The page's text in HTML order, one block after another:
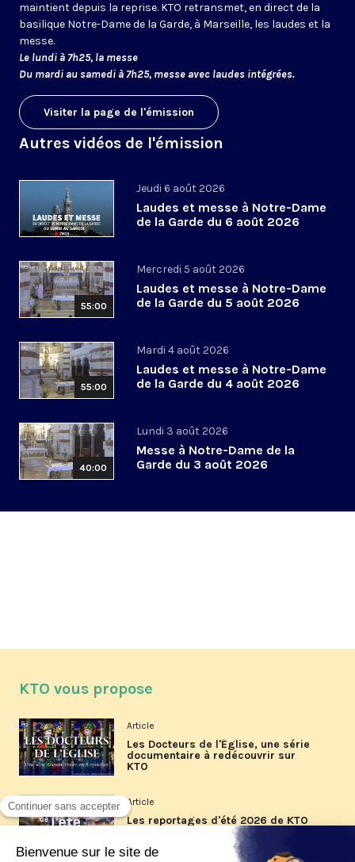
maintient depuis la reprise. KTO retransmet, en direct de la
basilique Notre-Dame de la Garde, à Marseille, les laudes et la
messe.
Le lundi à 7h25, la messe
Du mardi au samedi à 7h25, messe avec laudes intégrées.
Visiter la page de l'émission
Autres vidéos de l'émission
Jeudi 6 août 2026
Laudes et messe à Notre-Dame
de la Garde du 6 août 2026
55:00
Mercredi 5 août 2026
Laudes et messe à Notre-Dame
de la Garde du 5 août 2026
55:00
Mardi 4 août 2026
Laudes et messe à Notre-Dame
de la Garde du 4 août 2026
40:00
Lundi 3 août 2026
Messe à Notre-Dame de la
Garde du 3 août 2026
KTO vous propose
Article
Les Docteurs de l'Église, une série
documentaire à redécouvrir sur
KTO
Article
Les reportages d'été 2026 de KTO